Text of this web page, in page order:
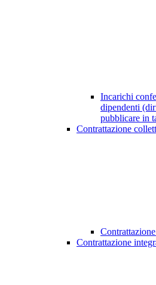
Incarichi
dipendenti
pubblicare in
Contrattazione
Contrattazione